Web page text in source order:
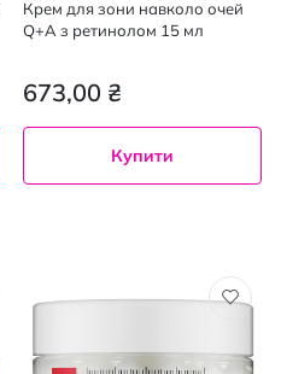
Крем для зони навколо очей
Q+A з ретинолом 15 мл
673,00 ₴
Купити